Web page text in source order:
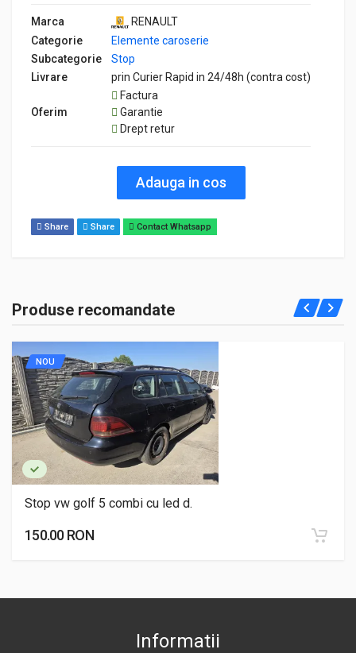
Marca
RENAULT
Categorie
Elemente caroserie
Subcategorie
Stop
Livrare
prin Curier Rapid in 24/48h (contra cost)
Oferim
Factura
Garantie
Drept retur
Adauga in cos
Share Share Contact Whatsapp
Produse recomandate
NOU
Stop vw golf 5 combi cu led d.
150.00 RON
Informatii